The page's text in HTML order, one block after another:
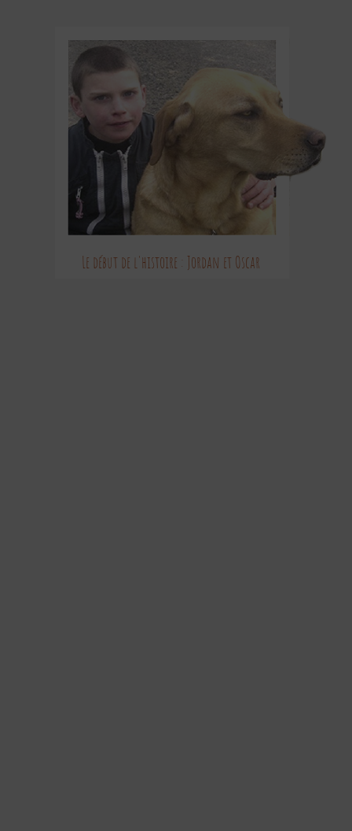
Le début de l'histoire : Jordan et Oscar